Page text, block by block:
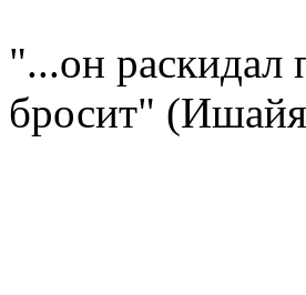
"...он раскидал
бросит"